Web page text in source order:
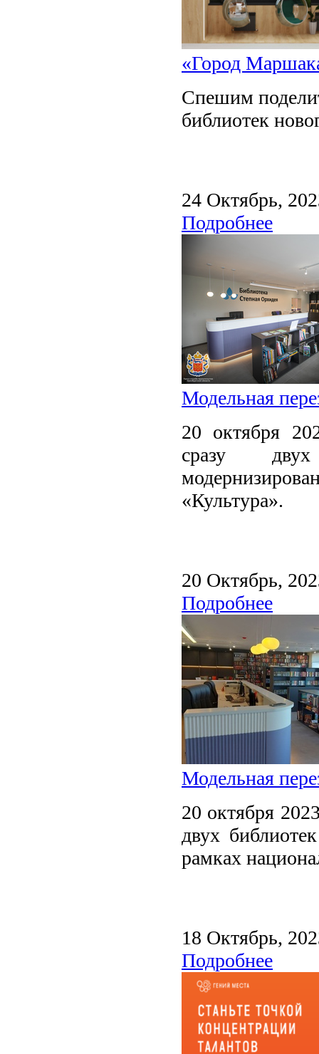
«Город
Спешим
библиотек
24 Октябрь,
Подробнее
Модельная
20 октября
сразу
«Культура».
20 Октябрь,
Подробнее
Модельная
20 октября
двух
рамках
18 Октябрь,
Подробнее